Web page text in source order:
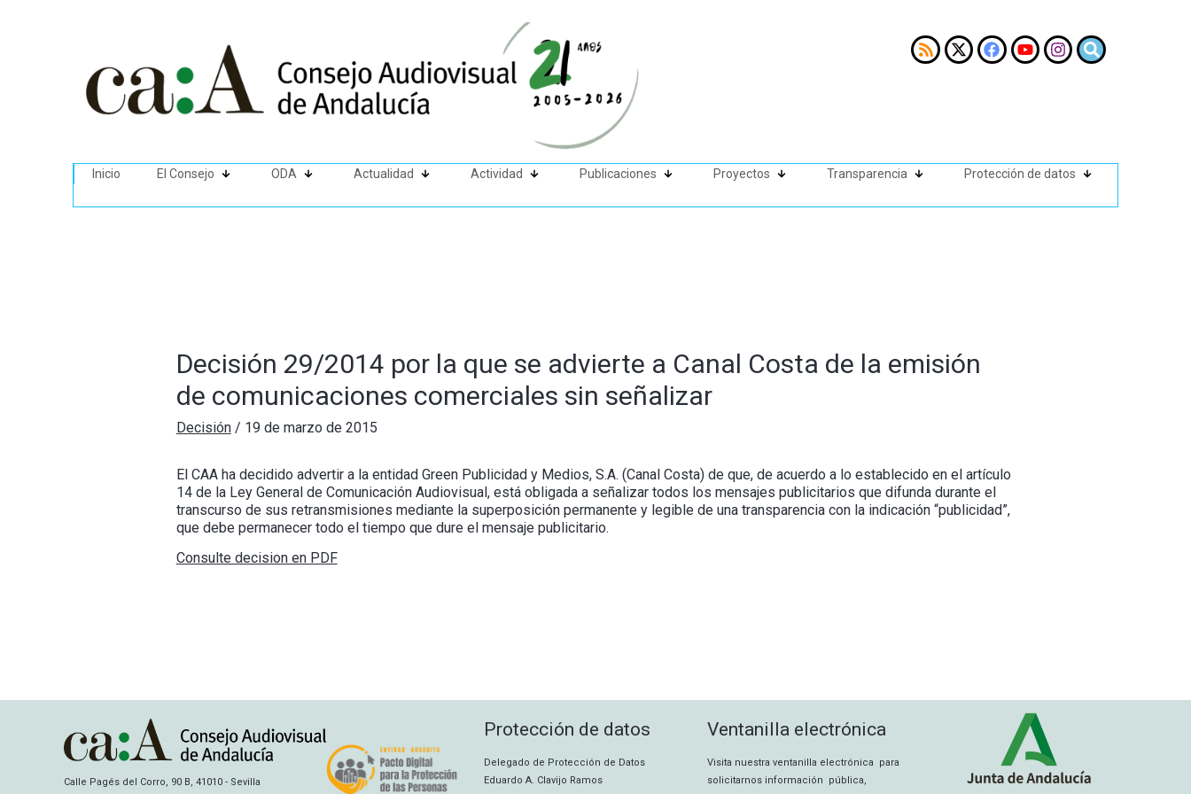
Inicio El Consejo ODA Actualidad Actividad Publicaciones Proyectos Transparencia Protección de datos
Decisión 29/2014 por la que se advierte a Canal Costa de la emisión
de comunicaciones comerciales sin señalizar
Decisión/ 19 de marzo de 2015
El CAA ha decidido advertir a la entidad Green Publicidad y Medios, S.A. (Canal Costa) de que, de acuerdo a lo establecido en el artículo
14 de la Ley General de Comunicación Audiovisual, está obligada a señalizar todos los mensajes publicitarios que difunda durante el
transcurso de sus retransmisiones mediante la superposición permanente y legible de una transparencia con la indicación “publicidad”,
que debe permanecer todo el tiempo que dure el mensaje publicitario.
Consulte decision en PDF
Calle Pagés del Corro, 90 B, 41010 - Sevilla
Protección de datos
Delegado de Protección de Datos
Eduardo A. Clavijo Ramos
Ventanilla electrónica
Visita nuestra ventanilla electrónica para
solicitarnos información pública,